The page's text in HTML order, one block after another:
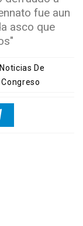
fue aun
asco que
Noticias De